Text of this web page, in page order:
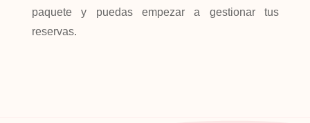
paquete y puedas empezar a gestionar tus
reservas.